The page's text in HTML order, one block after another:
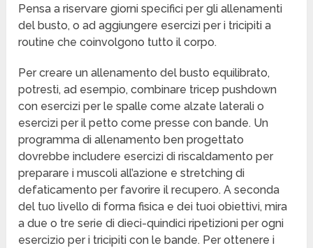
Pensa a riservare giorni specifici per gli allenamenti
del busto, o ad aggiungere esercizi per i tricipiti a
routine che coinvolgono tutto il corpo.
Per creare un allenamento del busto equilibrato,
potresti, ad esempio, combinare tricep pushdown
con esercizi per le spalle come alzate laterali o
esercizi per il petto come presse con bande. Un
programma di allenamento ben progettato
dovrebbe includere esercizi di riscaldamento per
preparare i muscoli all’azione e stretching di
defaticamento per favorire il recupero. A seconda
del tuo livello di forma fisica e dei tuoi obiettivi, mira
a due o tre serie di dieci-quindici ripetizioni per ogni
esercizio per i tricipiti con le bande. Per ottenere i